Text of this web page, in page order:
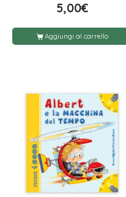
5,00€
Aggiungi al carrello